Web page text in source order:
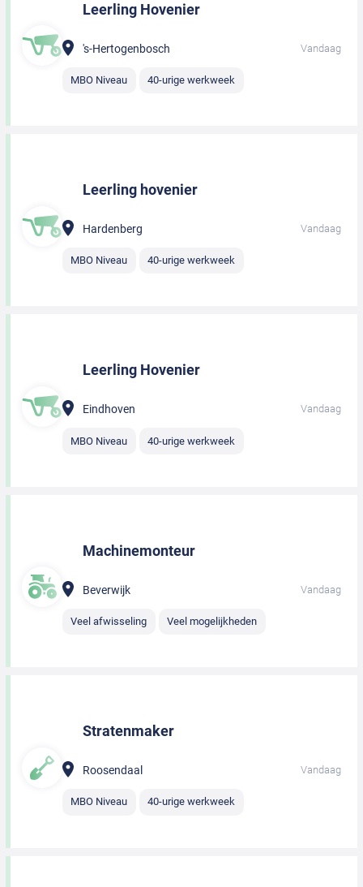
Leerling Hovenier
's-Hertogenbosch Vandaag
MBO Niveau 40-urige werkweek
Leerling hovenier
Hardenberg Vandaag
MBO Niveau 40-urige werkweek
Leerling Hovenier
Eindhoven Vandaag
MBO Niveau 40-urige werkweek
Machinemonteur
Beverwijk Vandaag
Veel afwisseling Veel mogelijkheden
Stratenmaker
Roosendaal Vandaag
MBO Niveau 40-urige werkweek